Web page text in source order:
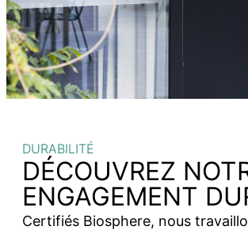
DURABILITÉ
DÉCOUVREZ
ENGAGEMENT
Certifiés Biosphere, nous